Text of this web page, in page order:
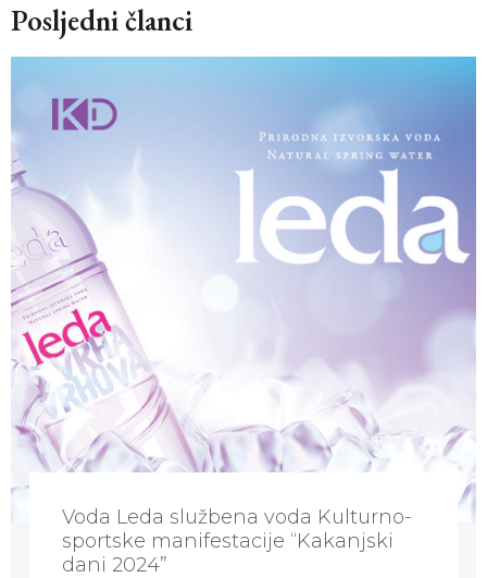
Posljedni članci
Voda Leda službena voda Kulturno-
sportske manifestacije “Kakanjski
dani 2024”